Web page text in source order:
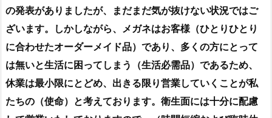
の発表がありましたが、まだまだ気が抜けない状況ではご
ざいます。しかしながら、メガネはお客様（ひとりひとり
に合わせたオーダーメイド品）であり、多くの方にとって
は無いと生活に困ってしまう（生活必需品）であるため、
休業は最小限にとどめ、出きる限り営業していくことが私
たちの（使命）と考えております。衛生面には十分に配慮